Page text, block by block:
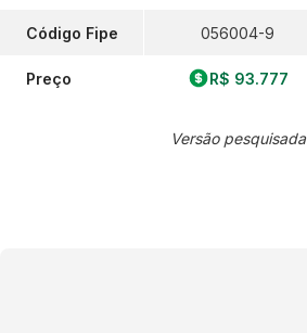
Código Fipe
Preço
056004-9
R$ 93.777
Versão pesquisada